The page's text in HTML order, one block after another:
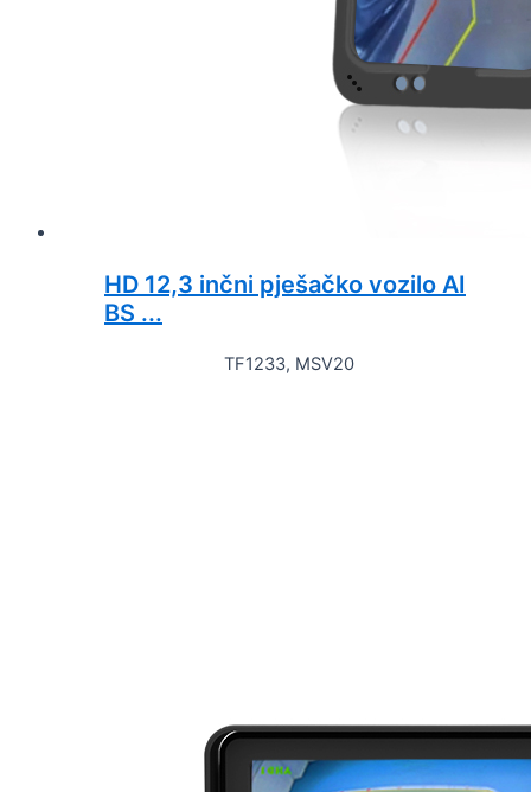
HD 12,3 inčni pješačko vozilo AI
BS ...
TF1233, MSV20